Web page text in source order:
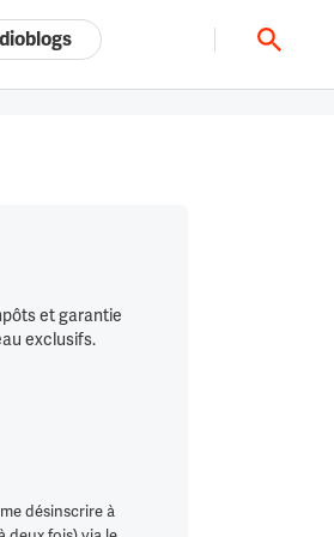
Tout l'univers ARTE.tv
et garantie
exclusifs.
désinscrire à